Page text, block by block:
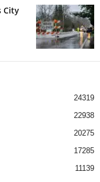
City
24319
22938
20275
17285
11139